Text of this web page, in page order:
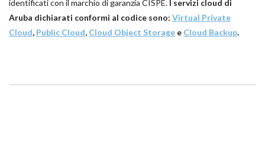
identificati con il marchio di garanzia CISPE. I servizi cloud di
Aruba dichiarati conformi al codice sono: Virtual Private
Cloud, Public Cloud, Cloud Object Storage e Cloud Backup.